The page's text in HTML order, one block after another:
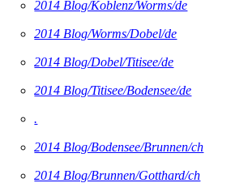
2014 Blog/Koblenz/Worms/de
2014 Blog/Worms/Dobel/de
2014 Blog/Dobel/Titisee/de
2014 Blog/Titisee/Bodensee/de
.
2014 Blog/Bodensee/Brunnen/ch
2014 Blog/Brunnen/Gotthard/ch